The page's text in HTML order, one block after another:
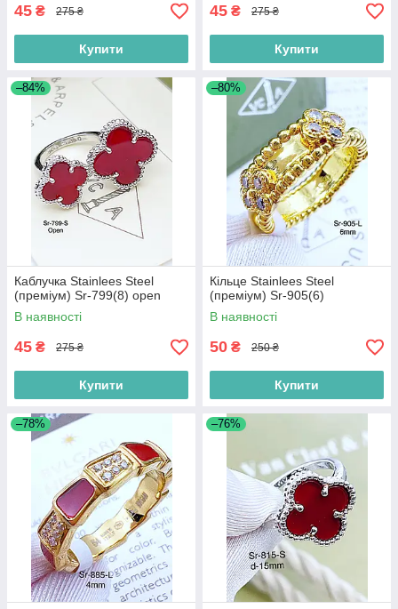
45 ₴ 275 ₴
Купити
45 ₴ 275 ₴
Купити
–84%
Каблучка Stainlees Steel
(преміум) Sr-799(8) open
В наявності
45 ₴ 275 ₴
Купити
–80%
Кільце Stainlees Steel
(преміум) Sr-905(6)
В наявності
50 ₴ 250 ₴
Купити
–78% –76%